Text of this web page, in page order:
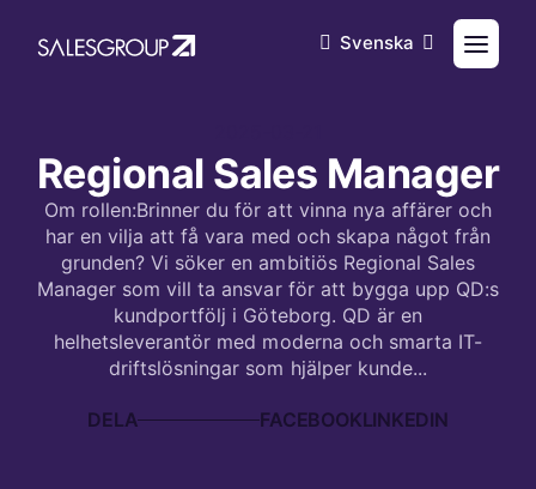
Svenska
Regional Sales Manager
Om rollen:Brinner du för att vinna nya affärer och
har en vilja att få vara med och skapa något från
grunden? Vi söker en ambitiös Regional Sales
Manager som vill ta ansvar för att bygga upp QD:s
kundportfölj i Göteborg. QD är en
helhetsleverantör med moderna och smarta IT-
driftslösningar som hjälper kunde...
DELA